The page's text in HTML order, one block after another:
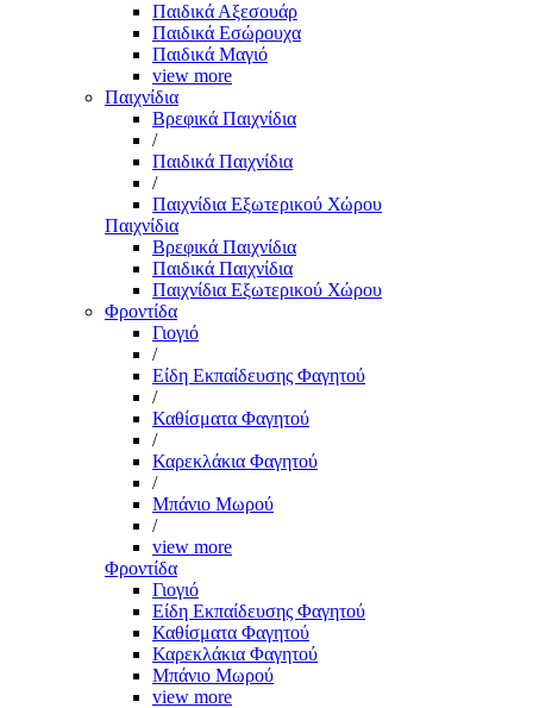
Παιδικά Αξεσουάρ
Παιδικά Εσώρουχα
Παιδικά Μαγιό
view more
Παιχνίδια
Βρεφικά Παιχνίδια
/
Παιδικά Παιχνίδια
/
Παιχνίδια Εξωτερικού Χώρου
Παιχνίδια
Βρεφικά Παιχνίδια
Παιδικά Παιχνίδια
Παιχνίδια Εξωτερικού Χώρου
Φροντίδα
Γιογιό
/
Είδη Εκπαίδευσης Φαγητού
/
Καθίσματα Φαγητού
/
Καρεκλάκια Φαγητού
/
Μπάνιο Μωρού
/
view more
Φροντίδα
Γιογιό
Είδη Εκπαίδευσης Φαγητού
Καθίσματα Φαγητού
Καρεκλάκια Φαγητού
Μπάνιο Μωρού
view more